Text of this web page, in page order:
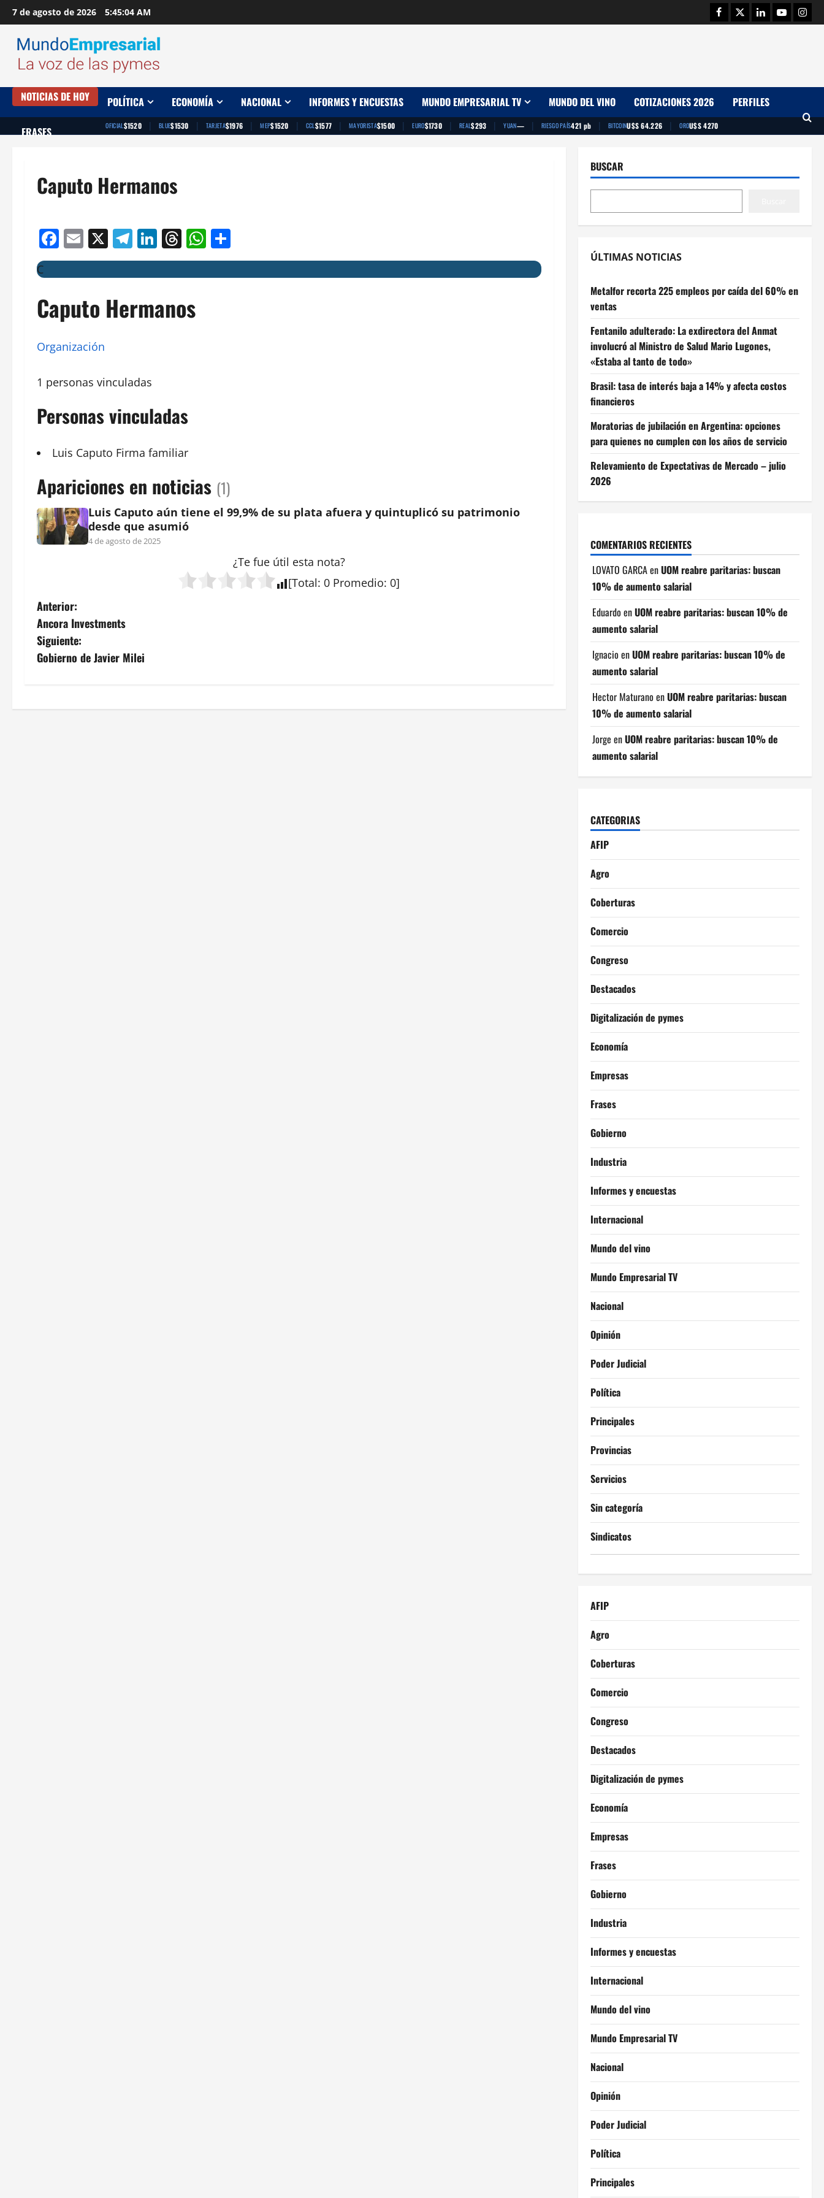
Saltar
al
contenido
7 de agosto de 2026 5:45:04 AM Facebook
TwitterLinkedinYoutube
NOTICIAS DE HOY POLÍTICA ECONOMÍA NACIONAL INFORMES Y ENCUESTAS MUNDO EMPRESARIAL TV MUNDO DEL VINO COTIZACIONES 2026 PERFILES
FRASES OFICIAL$1520 | BLUE$1530 | TARJETA$1976 | MEP$1520 | CCL$1577 | MAYORISTA$1500 | EURO$1730 | REAL$293 | YUAN— | RIESGO PAÍS421 pb | BITCOINU$S 64.226 | OROU$S 4270
Caputo Hermanos
Facebook
Email
X Telegram
LinkedIn
Threads
WhatsApp
C
Caputo Hermanos
Organización
1 personas vinculadas
Personas vinculadas
Luis Caputo Firma familiar
Apariciones en noticias (1)
Luis Caputo aún tiene el 99,9% de su plata afuera y quintuplicó su patrimonio
desde que asumió
4 de agosto de 2025
¿Te fue útil esta nota?
[Total: 0 Promedio: 0]
N
a
v
g
Anterior:
Ancora Investments
Siguiente:
Gobierno de Javier Milei
BUSCAR
ÚLTIMAS NOTICIAS
Metalfor recorta 225 empleos por caída del 60% en
ventas
Fentanilo adulterado: La exdirectora del Anmat
involucró al Ministro de Salud Mario Lugones,
«Estaba al tanto de todo»
Brasil: tasa de interés baja a 14% y afecta costos
financieros
Moratorias de jubilación en Argentina: opciones
para quienes no cumplen con los años de servicio
Relevamiento de Expectativas de Mercado – julio
2026
COMENTARIOS RECIENTES
LOVATO GARCAenUOM reabre paritarias: buscan
10% de aumento salarial
Eduardo enUOM reabre paritarias: buscan 10% de
aumento salarial
Ignacio enUOM reabre paritarias: buscan 10% de
aumento salarial
Hector Maturano enUOM reabre paritarias: buscan
10% de aumento salarial
Jorge enUOM reabre paritarias: buscan 10% de
aumento salarial
CATEGORIAS
AFIP
Agro
Coberturas
Comercio
Congreso
Destacados
Digitalización de pymes
Economía
Empresas
Frases
Gobierno
Industria
Informes y encuestas
Internacional
Mundo del vino
Mundo Empresarial TV
Nacional
Opinión
Poder Judicial
Política
Principales
Provincias
Servicios
Sin categoría
Sindicatos
AFIP
Agro
Coberturas
Comercio
Congreso
Destacados
Digitalización de pymes
Economía
Empresas
Frases
Gobierno
Industria
Informes y encuestas
Internacional
Mundo del vino
Mundo Empresarial TV
Nacional
Opinión
Poder Judicial
Política
Principales